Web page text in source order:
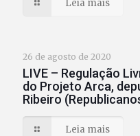
Leia mais
26 de agosto de 2020
LIVE – Regulação
do Projeto Arca,
Ribeiro
Leia mais